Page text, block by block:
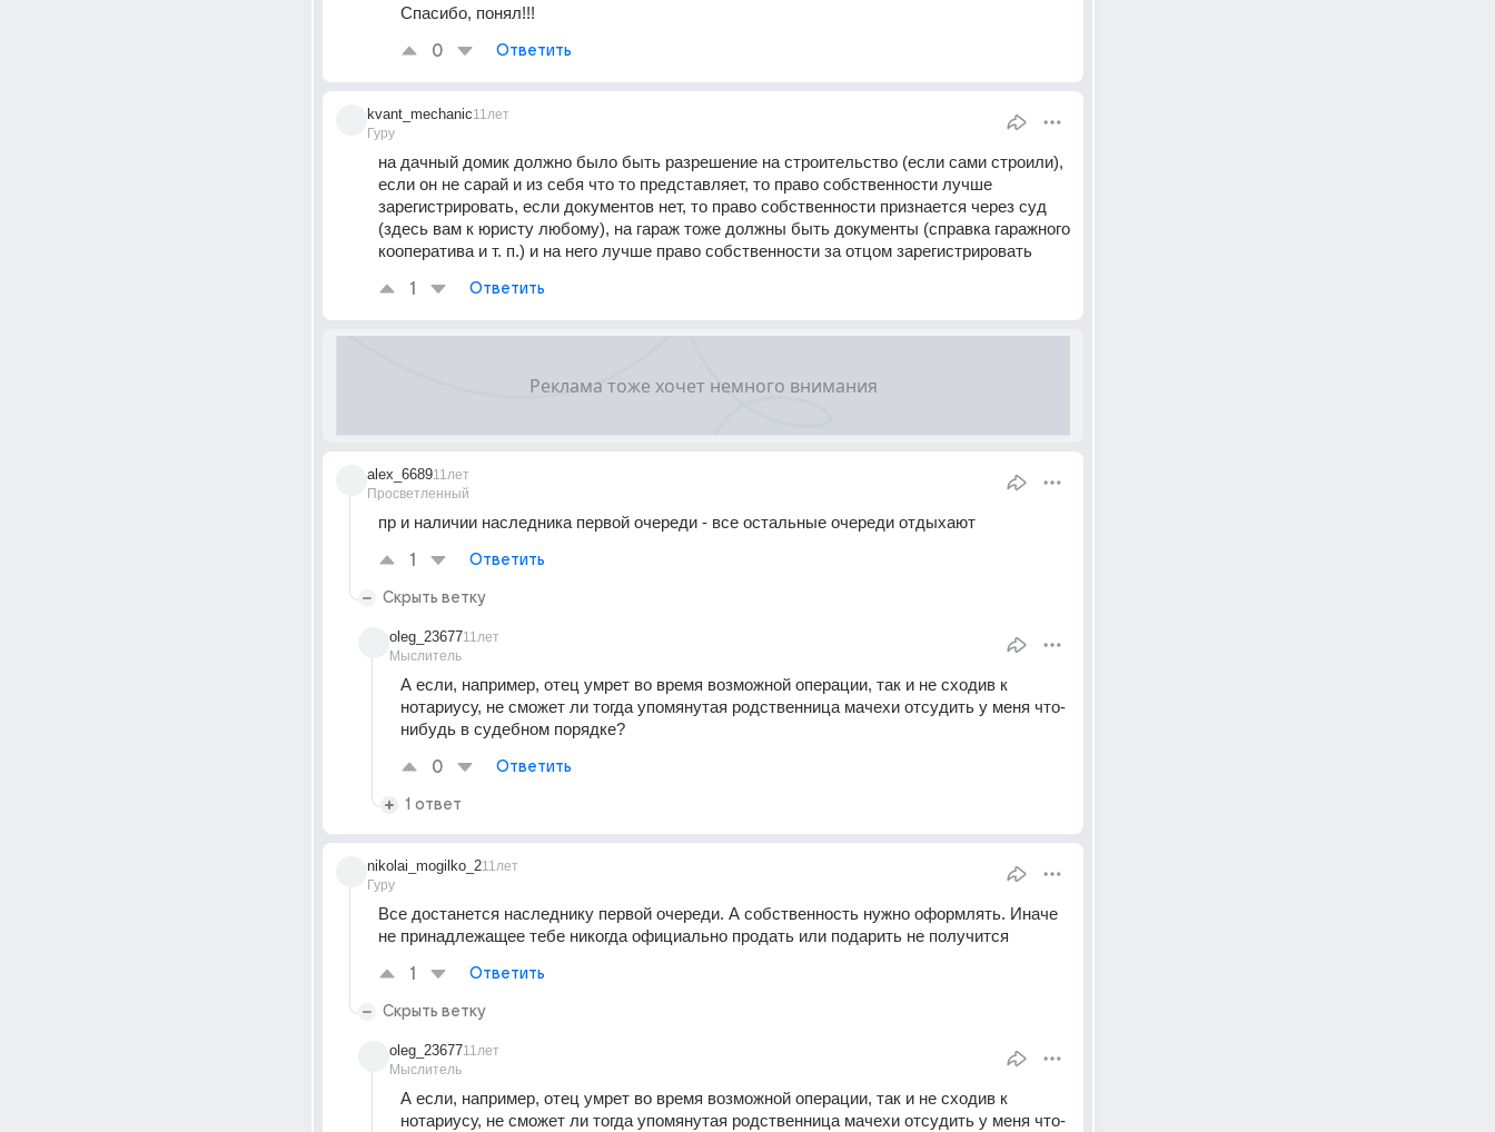
Спасибо, понял!!!
0 Ответить
kvant_mechanic
Гуру
11лет
на дачный домик должно было быть разрешение на строительство (если сами строили),
если он не сарай и из себя что то представляет, то право собственности лучше
зарегистрировать, если документов нет, то право собственности признается через суд
(здесь вам к юристу любому), на гараж тоже должны быть документы (справка гаражного
кооператива и т. п.) и на него лучше право собственности за отцом зарегистрировать
1 Ответить
alex_6689
Просветленный
11лет
пр и наличии наследника первой очереди - все остальные очереди отдыхают
1 Ответить
Скрыть ветку
oleg_23677
Мыслитель
11лет
А если, например, отец умрет во время возможной операции, так и не сходив к
нотариусу, не сможет ли тогда упомянутая родственница мачехи отсудить у меня что-
нибудь в судебном порядке?
0 Ответить
1 ответ
nikolai_mogilko_2
Гуру
11лет
Все достанется наследнику первой очереди. А собственность нужно оформлять. Иначе
не принадлежащее тебе никогда официально продать или подарить не получится
1 Ответить
Скрыть ветку
oleg_23677
Мыслитель
11лет
А если, например, отец умрет во время возможной операции, так и не сходив к
нотариусу, не сможет ли тогда упомянутая родственница мачехи отсудить у меня что-